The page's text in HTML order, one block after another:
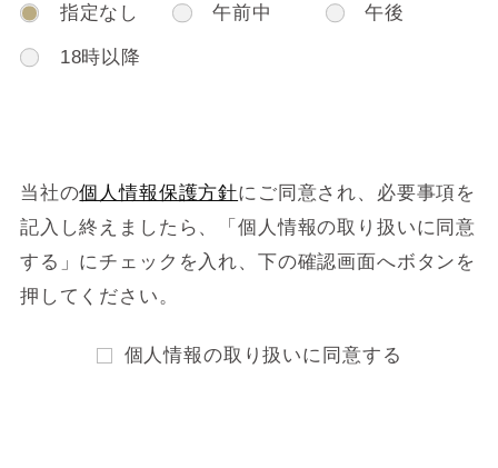
指定なし 午前中 午後
18時以降
当社の個人情報保護方針にご同意され、必要事項を
記入し終えましたら、
「個人情報の取り扱いに同意
する」にチェックを入れ、下の確認画面へボタンを
押してください。
個人情報の取り扱いに同意する